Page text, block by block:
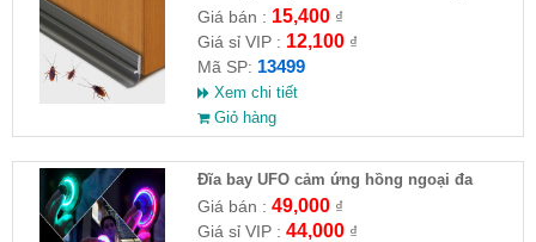
Chống Côn Trùng( HĐ )
Giá bán : 15,400₫
Giá sỉ VIP : 12,100₫
Mã SP: 13499
Xem chi tiết
Giỏ hàng
Đĩa bay UFO cảm ứng hồng ngoại đa
chiều tự động bay về
Giá bán : 49,000₫
Giá sỉ VIP : 44,000₫